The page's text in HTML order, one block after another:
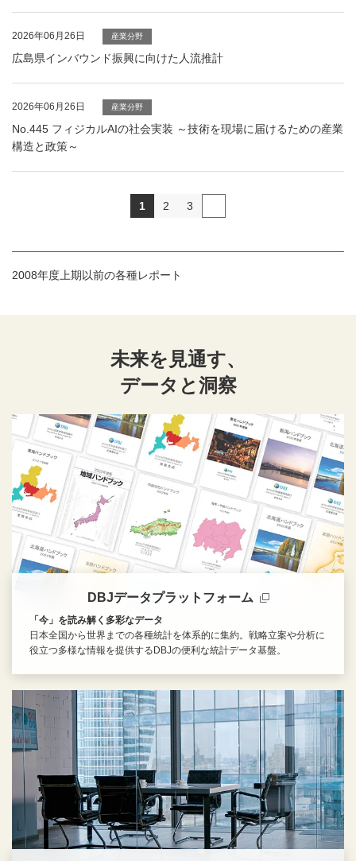
2026年06月26日 産業分野
広島県インバウンド振興に向けた人流推計
2026年06月26日 産業分野
No.445 フィジカルAIの社会実装 ～技術を現場に届けるための産業
構造と政策～
1 2 3
2008年度上期以前の各種レポート
未来を見通す、
データと洞察
DBJデータプラットフォーム
「今」を読み解く多彩なデータ
日本全国から世界までの各種統計を体系的に集約。戦略立案や分析に
役立つ多様な情報を提供するDBJの便利な統計データ基盤。